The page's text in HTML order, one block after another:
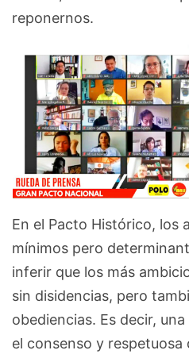
reponernos.
En el Pacto Histórico, los
mínimos pero
inferir que los más
sin disidencias, pero
obediencias. Es decir,
el consenso y respetuosa